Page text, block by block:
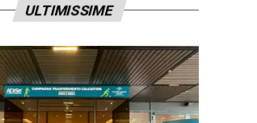
ULTIMISSIME